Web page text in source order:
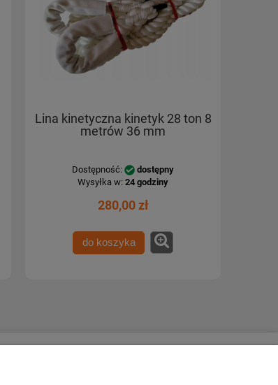
Lina kinetyczna kinetyk 28 ton 8
metrów 36 mm
Dostępność:
dostępny
Wysyłka w: 24 godziny
280,00 zł
do koszyka